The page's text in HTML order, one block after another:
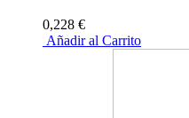
0,228 €
Añadir al Carrito